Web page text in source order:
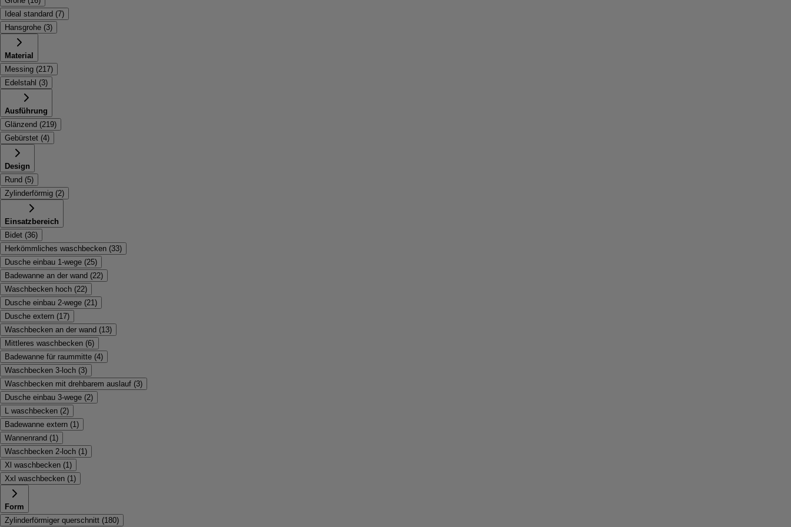
Ideal standard (7)
Hansgrohe (3)
Material
Messing (217)
Edelstahl (3)
Ausführung
Glänzend (219)
Gebürstet (4)
Design
Rund (5)
Zylinderförmig (2)
Einsatzbereich
Bidet (36)
Herkömmliches waschbecken (33)
Dusche einbau 1-wege (25)
Badewanne an der wand (22)
Waschbecken hoch (22)
Dusche einbau 2-wege (21 )
Dusche extern (17)
Waschbecken an der wand (13)
Mittleres waschbecken (6)
Badewanne für raummitte (4)
Waschbecken 3-loch (3)
Waschbecken mit drehbarem auslauf (3)
Dusche einbau 3-wege (2)
L waschbecken (2)
Badewanne extern (1 )
Wannenrand (1 )
Waschbecken 2-loch (1 )
Xl waschbecken (1 )
Xxl waschbecken (1 )
Form
Zylinderförmiger querschnitt (180)